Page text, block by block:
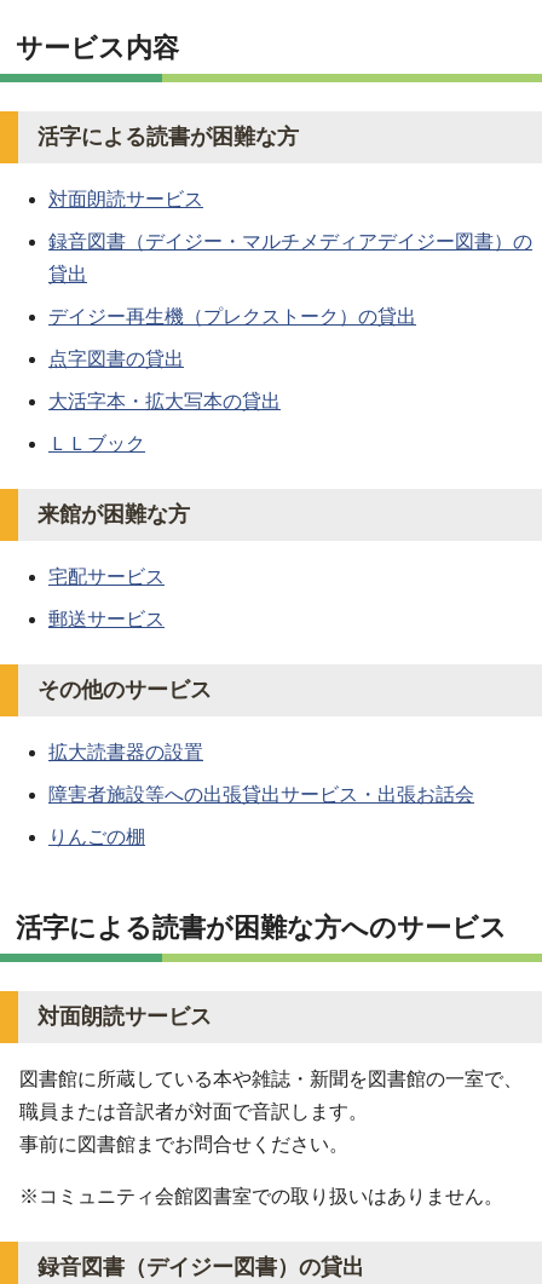
サービス内容
活字による読書が困難な方
対面朗読サービス
録音図書（デイジー・マルチメディアデイジー図書）の
貸出
デイジー再生機（プレクストーク）の貸出
点字図書の貸出
大活字本・拡大写本の貸出
ＬＬブック
来館が困難な方
宅配サービス
郵送サービス
その他のサービス
拡大読書器の設置
障害者施設等への出張貸出サービス・出張お話会
りんごの棚
活字による読書が困難な方へのサービス
対面朗読サービス
図書館に所蔵している本や雑誌・新聞を図書館の一室で、
職員または音訳者が対面で音訳します。
事前に図書館までお問合せください。
※コミュニティ会館図書室での取り扱いはありません。
録音図書（デイジー図書）の貸出